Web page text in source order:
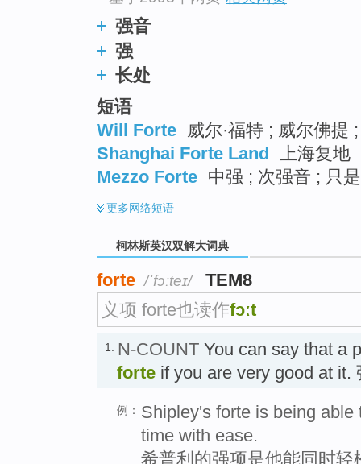
强音
强
长处
短语
Will Forte 威尔·福特 ; 威尔佛提
Shanghai Forte Land
上海复地
Mezzo Forte 中强 ; 次强音 ; 只
更多网络短语
柯林斯英汉双解大词典
forte /ˈfɔːteɪ/
TEM8
义项 forte也读作fɔːt
1. N-COUNT You can say that a
forte if you are very good at it.
例： Shipley's forte is being
time with ease.
希普利的强项是他能同时轻